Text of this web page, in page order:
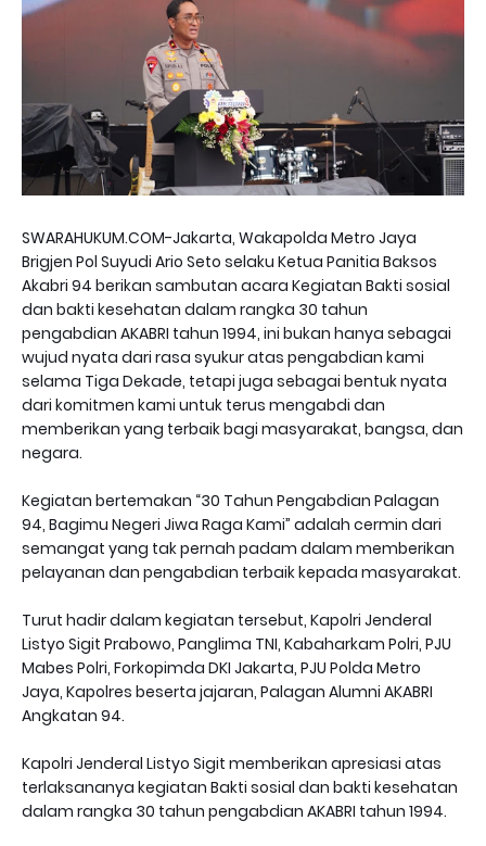
SWARAHUKUM.COM-Jakarta, Wakapolda Metro Jaya
Brigjen Pol Suyudi Ario Seto selaku Ketua Panitia Baksos
Akabri 94 berikan sambutan acara Kegiatan Bakti sosial
dan bakti kesehatan dalam rangka 30 tahun
pengabdian AKABRI tahun 1994, ini bukan hanya sebagai
wujud nyata dari rasa syukur atas pengabdian kami
selama Tiga Dekade, tetapi juga sebagai bentuk nyata
dari komitmen kami untuk terus mengabdi dan
memberikan yang terbaik bagi masyarakat, bangsa, dan
negara.
Kegiatan bertemakan “30 Tahun Pengabdian Palagan
94, Bagimu Negeri Jiwa Raga Kami” adalah cermin dari
semangat yang tak pernah padam dalam memberikan
pelayanan dan pengabdian terbaik kepada masyarakat.
Turut hadir dalam kegiatan tersebut, Kapolri Jenderal
Listyo Sigit Prabowo, Panglima TNI, Kabaharkam Polri, PJU
Mabes Polri, Forkopimda DKI Jakarta, PJU Polda Metro
Jaya, Kapolres beserta jajaran, Palagan Alumni AKABRI
Angkatan 94.
Kapolri Jenderal Listyo Sigit memberikan apresiasi atas
terlaksananya kegiatan Bakti sosial dan bakti kesehatan
dalam rangka 30 tahun pengabdian AKABRI tahun 1994.